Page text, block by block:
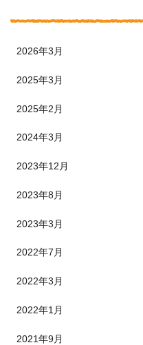
2026年3月
2025年3月
2025年2月
2024年3月
2023年12月
2023年8月
2023年3月
2022年7月
2022年3月
2022年1月
2021年9月